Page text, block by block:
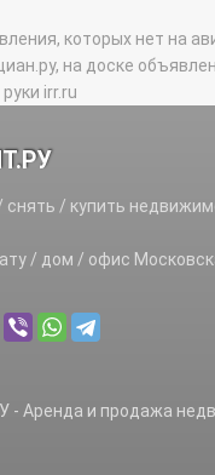
которых нет на
на доске
руки irr.ru
/ купить
/ дом / офис